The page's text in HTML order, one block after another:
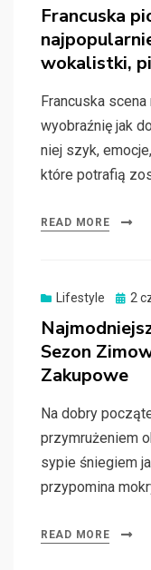
Francuska
wokalistki,
Francuska
wyobraźnię jak
niej szyk,
które potrafią
READ MORE
Lifestyle 2
Sezon
Zakupowe
Na dobry
przymrużeniem
sypie śniegiem
przypomina
READ MORE